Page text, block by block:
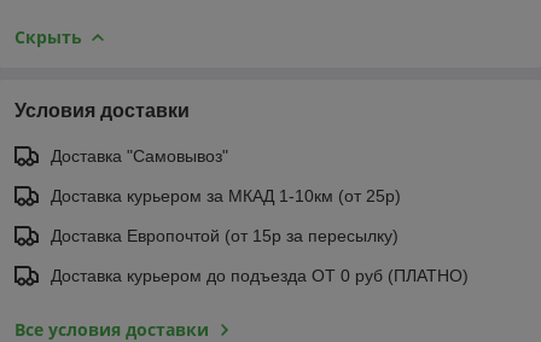
Скрыть
Условия доставки
Доставка "Самовывоз"
Доставка курьером за МКАД 1-10км (от 25р)
Доставка Европочтой (от 15р за пересылку)
Доставка курьером до подъезда ОТ 0 руб (ПЛАТНО)
Все условия доставки